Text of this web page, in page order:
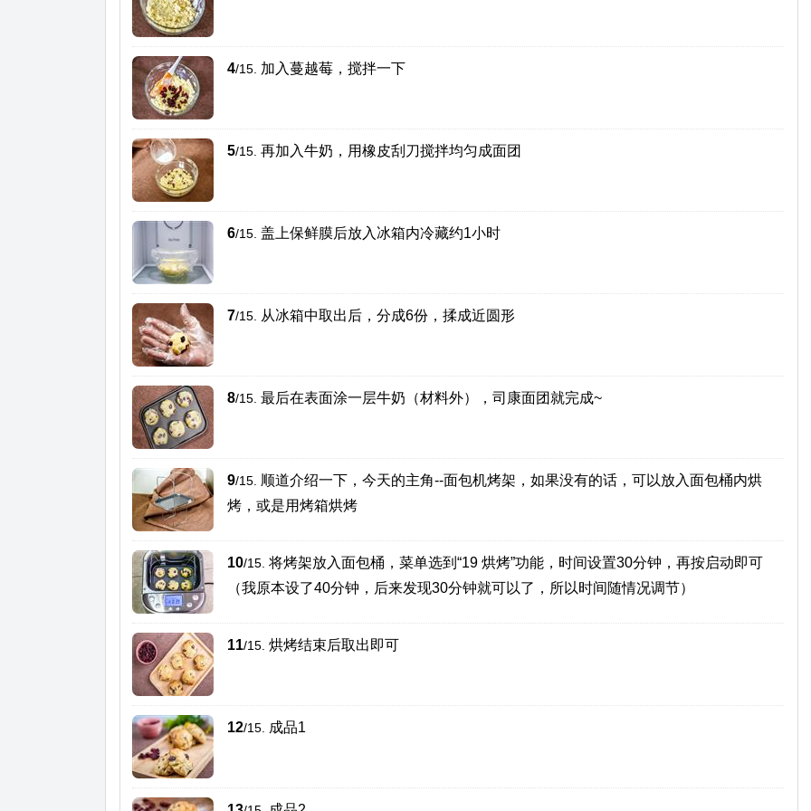
4/15. 加入蔓越莓，搅拌一下
5/15. 再加入牛奶，用橡皮刮刀搅拌均匀成面团
6/15. 盖上保鲜膜后放入冰箱内冷藏约1小时
7/15. 从冰箱中取出后，分成6份，揉成近圆形
8/15. 最后在表面涂一层牛奶（材料外），司康面团就完成~
9/15. 顺道介绍一下，今天的主角--面包机烤架，如果没有的话，可以放入面包桶内烘
烤，或是用烤箱烘烤
10/15. 将烤架放入面包桶，菜单选到“19 烘烤”功能，时间设置30分钟，再按启动即可
（我原本设了40分钟，后来发现30分钟就可以了，所以时间随情况调节）
11/15. 烘烤结束后取出即可
12/15. 成品1